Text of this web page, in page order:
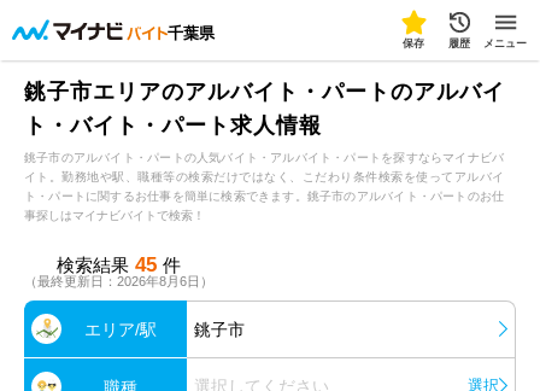
千葉県
保存 履歴 メニュー
銚子市エリアのアルバイト・パートのアルバイ
ト・バイト・パート求人情報
銚子市のアルバイト・パートの人気バイト・アルバイト・パートを探すならマイナビバ
イト。勤務地や駅、職種等の検索だけではなく、こだわり条件検索を使ってアルバイ
ト・パートに関するお仕事を簡単に検索できます。銚子市のアルバイト・パートのお仕
事探しはマイナビバイトで検索！
検索結果 45 件
（最終更新日：2026年8月6日）
エリア/駅 銚子市
職種 選択してください 選択